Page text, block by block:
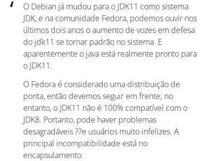
O Debian já mudou para o JDK11 como sistema
JDK, e na comunidade Fedora, podemos ouvir nos
últimos dois anos o aumento de vozes em defesa
do jdk11 se tornar padrão no sistema. E
aparentemente o java está realmente pronto para
o JDK11.
O Fedora é considerado uma distribuição de
ponta, então devemos seguir em frente; no
entanto, o JDK11 não é 100% compatível com o
JDK8. Portanto, pode haver problemas
desagradáveis ??e usuários muito infelizes. A
principal incompatibilidade está no
encapsulamento.